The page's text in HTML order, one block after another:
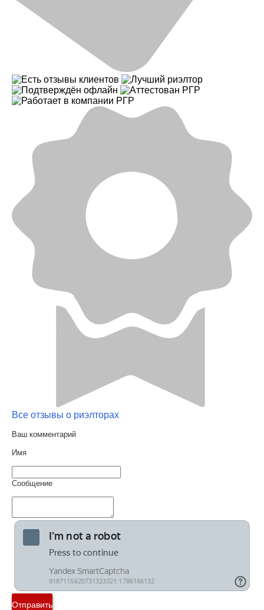
Все отзывы о риэлторах
Ваш комментарий
Имя
Сообщение
Отправить